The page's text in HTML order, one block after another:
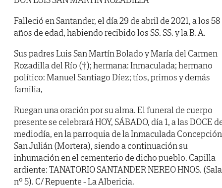
Falleció en Santander, el día 29 de abril de 2021, a los 58
años de edad, habiendo recibido los SS. SS. y la B. A.
Sus padres Luis San Martín Bolado y María del Carmen
Rozadilla del Río (†); hermana: Inmaculada; hermano
político: Manuel Santiago Díez; tíos, primos y demás
familia,
Ruegan una oración por su alma. El funeral de cuerpo
presente se celebrará HOY, SÁBADO, día 1, a las DOCE
mediodía, en la parroquia de la Inmaculada
San Julián (Mortera), siendo a continuación su
inhumación en el cementerio de dicho pueblo. Capilla
ardiente: TANATORIO SANTANDER NEREO HNOS. (Sala
nº 5). C/ Repuente - La Albericia.